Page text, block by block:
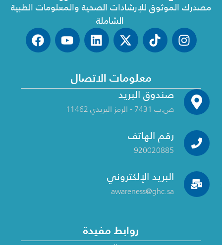
روابط مفيدة
معلومات الاتصال
صندوق البريد
ص.ب 7431 - الرمز البريدي 11462
رقم الهاتف
920020885
البريد الإلكتروني
awareness@ghc.sa
مصدرك الموثوق للإرشادات الصحية والمعلومات الطبية